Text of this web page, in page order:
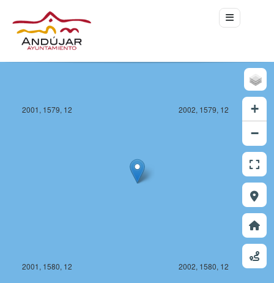
2001, 1579, 12 2002, 1579, 12
2001, 1580, 12 2002, 1580, 12
+
−